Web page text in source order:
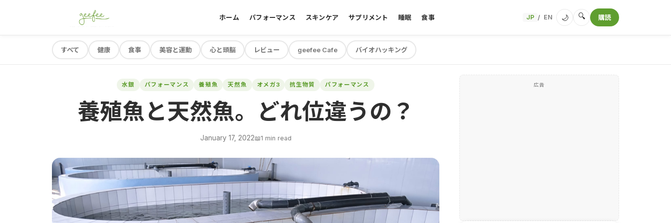
ホーム パフォーマンス スキンケア サプリメント 睡眠 食事 JP / EN 🌙 🔍 購読
すべて 健康 食事 美容と運動 心と頭脳 レビュー geefee Cafe バイオハッキング
水銀 パフォーマンス 養殖魚 天然魚 オメガ3 抗生物質 パフォーマンス
養殖魚と天然魚。どれ位違うの？
January 17, 2022📖1 min read
広告